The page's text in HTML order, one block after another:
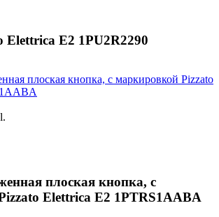
Elettrica E2 1PU2R2290
плоская кнопка, c
Elettrica E2 1PTRS1AABA